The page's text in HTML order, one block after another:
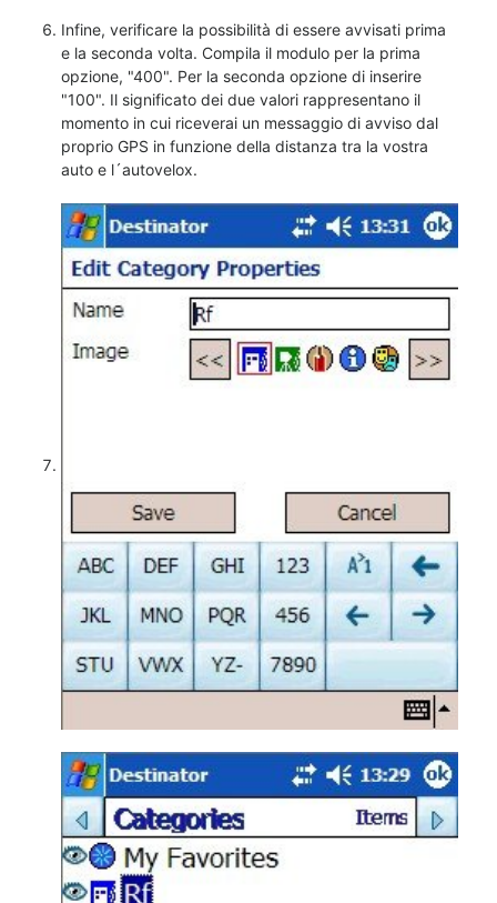
Infine, verificare la possibilità di essere avvisati prima
e la seconda volta. Compila il modulo per la prima
opzione, "400". Per la seconda opzione di inserire
"100". Il significato dei due valori rappresentano il
momento in cui riceverai un messaggio di avviso dal
proprio GPS in funzione della distanza tra la vostra
auto e l´autovelox.